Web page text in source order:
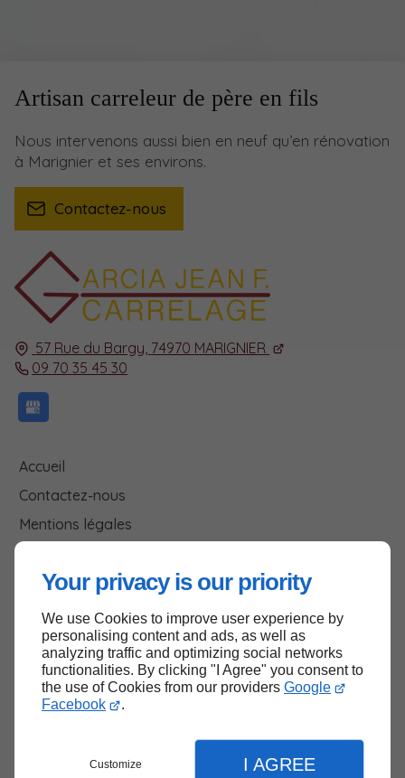
Your privacy is our priority
We use Cookies to improve user experience by
personalising content and ads, as well as
analyzing traffic and optimizing social networks
functionalities. By clicking "I Agree" you consent to
the use of Cookies from our providers Google
Facebook
.
Customize I AGREE
57 Rue du Bargy, 74970 MARIGNIER
09 70 35 45 30
Accueil
Contactez-nous
Mentions légales
Artisan carreleur de père en fils
Nous intervenons aussi bien en neuf qu’en rénovation
à Marignier et ses environs.
Contactez-nous
Haut de page